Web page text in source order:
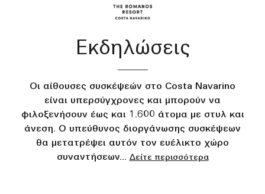
Εκδηλώσεις
Οι αίθουσες συσκέψεών στο Costa Navarino
είναι υπερσύγχρονες και μπορούν να
φιλοξενήσουν έως και 1.600 άτομα με στυλ και
άνεση. Ο υπεύθυνος διοργάνωσης συσκέψεων
θα μετατρέψει αυτόν τον ευέλικτο χώρο
συναντήσεων... Δείτε περισσότερα